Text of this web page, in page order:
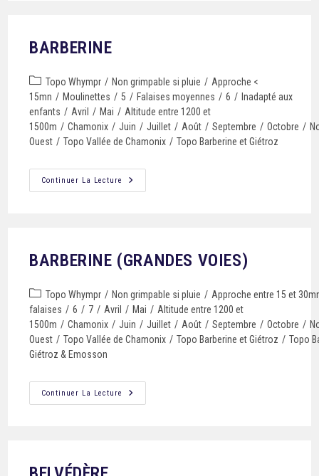
BARBERINE
Topo Whympr / Non grimpable si pluie / Approche <
15mn / Moulinettes / 5 / Falaises moyennes / 6 / Inadapté aux
enfants / Avril / Mai / Altitude entre 1200 et
1500m / Chamonix / Juin / Juillet / Août / Septembre / Octobre /
Ouest / Topo Vallée de Chamonix / Topo Barberine et Giétroz
Continuer La Lecture
BARBERINE (GRANDES VOIES)
Topo Whympr / Non grimpable si pluie / Approche entre 15 et
falaises / 6 / 7 / Avril / Mai / Altitude entre 1200 et
1500m / Chamonix / Juin / Juillet / Août / Septembre / Octobre /
Ouest / Topo Vallée de Chamonix / Topo Barberine et Giétroz / Topo
Giétroz & Emosson
Continuer La Lecture